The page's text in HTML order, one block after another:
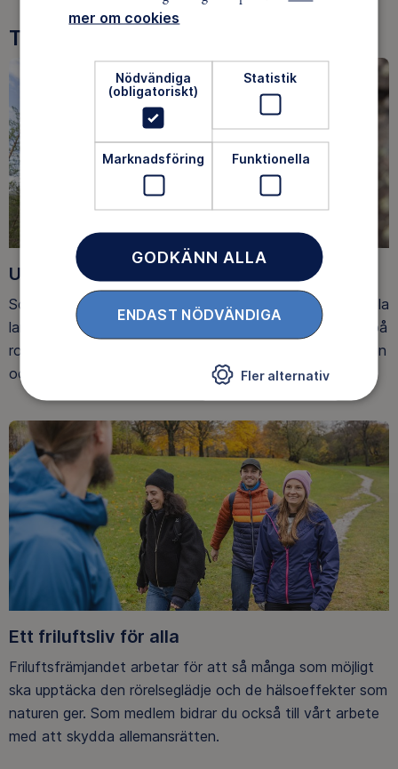
Tre goda skäl att bli medlem
Upptäck nya äventyr
Som medlem har du tillgång till alla våra äventyr, över hela
landet. Våra ideella ledare guidar barn, unga och vuxna på
roliga och trygga äventyr i skogen, på vattnet, snön, isen
och på fjället.
Ett friluftsliv för alla
Friluftsfrämjandet arbetar för att så många som möjligt
ska upptäcka den rörelseglädje och de hälsoeffekter som
naturen ger. Som medlem bidrar du också till vårt arbete
med att skydda allemansrätten.
mer om cookies
Nödvändiga
(obligatoriskt)
Statistik
Marknadsföring Funktionella
GODKÄNN ALLA
ENDAST NÖDVÄNDIGA
Fler alternativ